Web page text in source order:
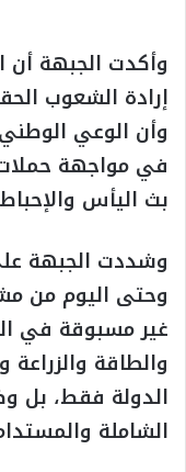
وأكدت الجبهة أن
إرادة الشعوب
وأن الوعي
في مواجهة حملات
بث اليأس
وحتى اليوم من
غير مسبوقة في
والطاقة
الدولة فقط، بل
الشاملة